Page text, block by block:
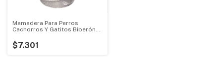
Mamadera Para Perros
Cachorros Y Gatitos Biberón
$7.301